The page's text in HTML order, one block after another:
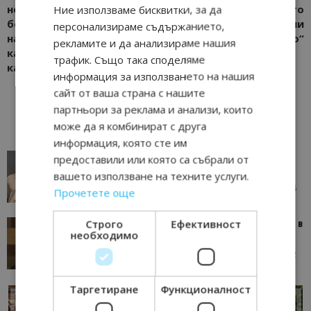
неиздаване на касови
бележки и разминаване
на наличностите в
касата с маркираното на
касовия апарат
началото на петото
издание на рали
„Пампорово“
AI в туризма: защо камериерка може да се
05/08/2026 08:28
Тим Браун: Хотелите губят пари заради грешки в
данните и липсващи...
AI Travel Economy с Елица Стоилова 13/07/2026 09:02
Ние използваме бисквитки, за да
персонализираме съдържанието,
рекламите и да анализираме нашия
трафик. Също така споделяме
информация за използването на нашия
сайт от ваша страна с нашите
партньори за реклама и анализи, които
може да я комбинират с друга
информация, която сте им
предоставили или която са събрали от
вашето използване на техните услуги.
Прочетете още
Строго
необходимо
Ефективност
Таргетиране Функционалност